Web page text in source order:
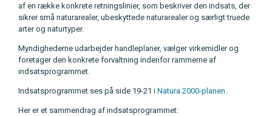
af en række konkrete retningslinier, som beskriver den indsats, der
sikrer små naturarealer, ubeskyttede naturarealer og særligt truede
arter og naturtyper.
Myndighederne udarbejder handleplaner, vælger virkemidler og
foretager den konkrete forvaltning indenfor rammerne af
indsatsprogrammet.
Indsatsprogrammet ses på side 19-21 i Natura 2000-planen
Her er et sammendrag af indsatsprogrammet: